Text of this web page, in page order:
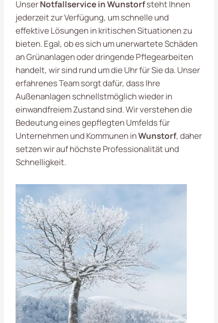
UnserNotfallservice in Wunstorfsteht Ihnen
jederzeit zur Verfügung, um schnelle und
effektive Lösungen in kritischen Situationen zu
bieten. Egal, ob es sich um unerwartete Schäden
an Grünanlagen oder dringende Pflegearbeiten
handelt, wir sind rund um die Uhr für Sie da. Unser
erfahrenes Team sorgt dafür, dass Ihre
Außenanlagen schnellstmöglich wieder in
einwandfreiem Zustand sind. Wir verstehen die
Bedeutung eines gepflegten Umfelds für
Unternehmen und Kommunen inWunstorf, daher
setzen wir auf höchste Professionalität und
Schnelligkeit.